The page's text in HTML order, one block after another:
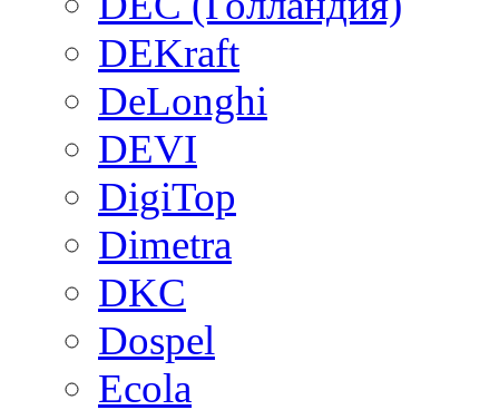
DEKraft
DeLonghi
DEVI
DigiTop
Dimetra
DKC
Dospel
Ecola